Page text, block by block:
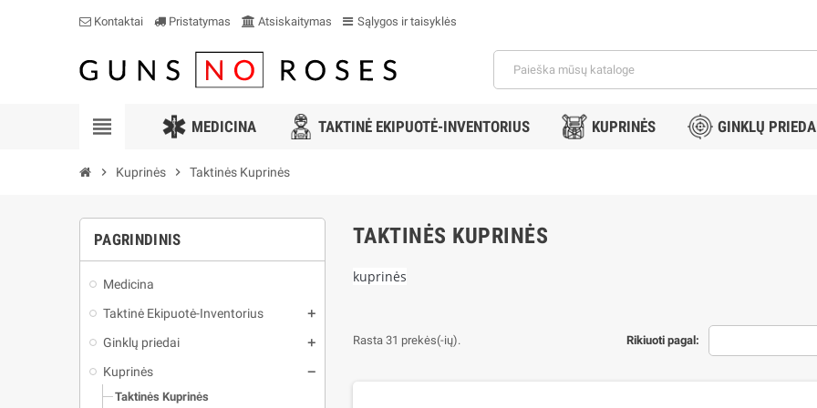
Kontaktai Pristatymas Atsiskaitymas Sąlygos ir taisyklės
view_headline MEDICINA TAKTINĖ EKIPUOTĖ-INVENTORIUS KUPRINĖS GINKLŲ
chevron_right Kuprinės chevron_right Taktinės Kuprinės
PAGRINDINIS
Medicina
Taktinė Ekipuotė-Inventorius
Ginklų priedai
Kuprinės
Taktinės Kuprinės
TAKTINĖS KUPRINĖS
kuprinės
Rikiuoti pagal:
Rasta 31 prekės(-ių).